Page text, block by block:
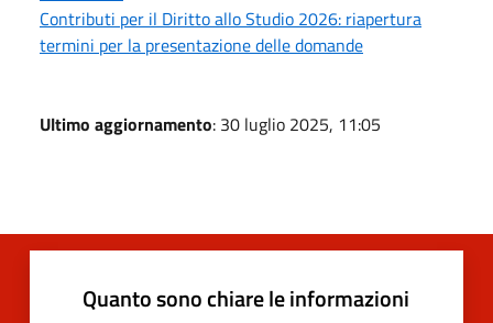
Contributi per il Diritto allo Studio 2026: riapertura
termini per la presentazione delle domande
Ultimo aggiornamento: 30 luglio 2025, 11:05
Quanto sono chiare le informazioni